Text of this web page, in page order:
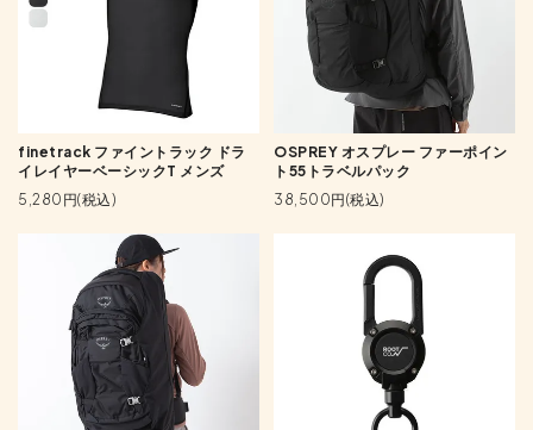
finetrack ファイントラック ドラ
イレイヤーベーシックT メンズ
5,280円(税込)
OSPREY オスプレー ファーポイン
ト55トラベルパック
38,500円(税込)